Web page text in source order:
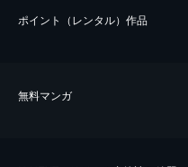
ポイント（レンタル）作品
無料マンガ